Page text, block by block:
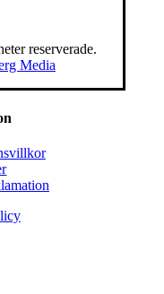
reserverade.
Media